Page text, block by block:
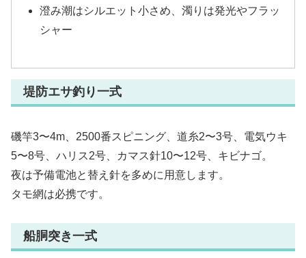
澄み潮はシルエット小さめ、濁りは発光やフラッ
シャー
堤防エサ釣り一式
磯竿3〜4m、2500番スピニング、道糸2〜3号、電気ウキ
5〜8号、ハリス2号、カマス針10〜12号、キビナゴ。
夜は予備電池と替え針を多めに用意します。
タモ網は必携です。
船胴突き一式